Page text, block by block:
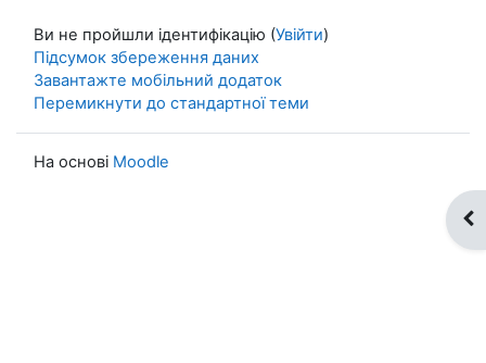
Ви не пройшли ідентифікацію (Увійти)
Підсумок збереження даних
Завантажте мобільний додаток
Перемикнути до стандартної теми
На основі Moodle